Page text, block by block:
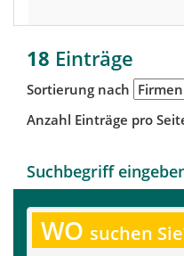
18 Einträge
Sortierung nach
Anzahl Einträge pro
Suchbegriff
WO suchen